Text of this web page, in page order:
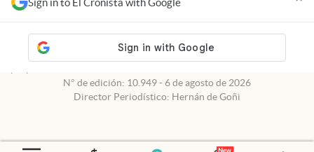
Consentimiento
cronista.com
es propiedad de El Cronista Comercial S.A Registro de
N° de edición: 10.949 - 6 de agosto de 2026
Director Periodístico: Hernán de Goñi